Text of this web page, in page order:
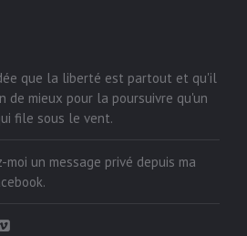
que la liberté est partout et qu'il
de mieux pour la poursuivre qu'un
file sous le vent.
moi un message privé depuis ma
.